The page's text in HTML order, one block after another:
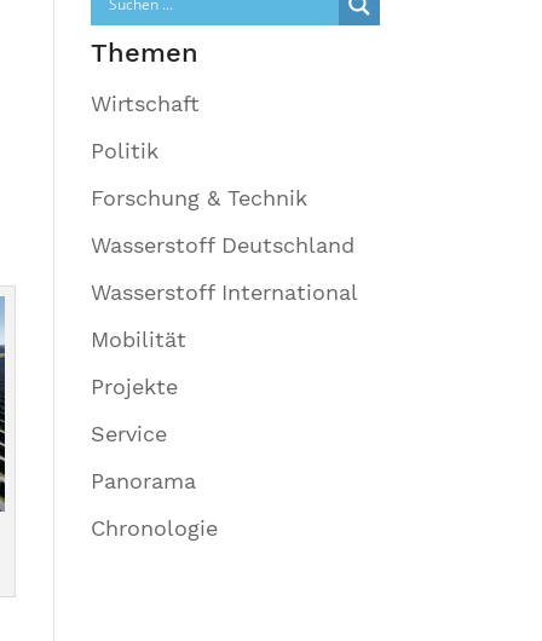
Themen
Wirtschaft
Politik
Forschung & Technik
Wasserstoff Deutschland
Wasserstoff International
Mobilität
Projekte
Service
Panorama
Chronologie